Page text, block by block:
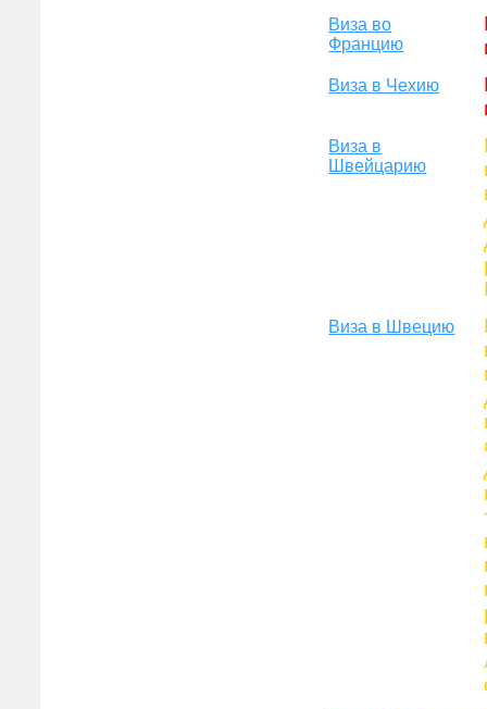
Виза во
Францию
Виза в Чехию
Виза в
Швейцарию
Виза в Швецию